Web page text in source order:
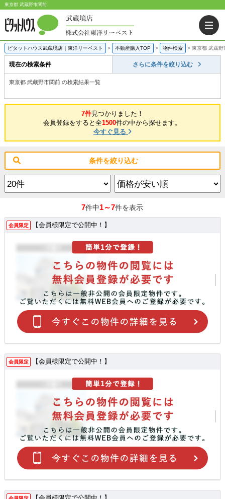
東京都 武蔵野市関前
ピタットハウス武蔵境店｜東洋リーベスト > 不動産購入TOP > 物件検索 > 東京都 武蔵野
現在の検索条件 さらに条件を絞り込む
東京都 武蔵野市関前 の検索結果一覧
7件見つかりました！
会員登録をすると全1500件の中から探せます。
今すぐ見る
条件を絞り込む
7件中1～7件を表示
会員限定 【会員様限定で公開中！】
会員限定 【会員様限定で公開中！】